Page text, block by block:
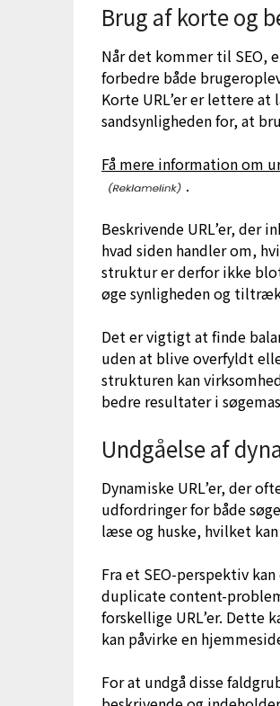
Brug af korte og
Når det kommer til SEO,
forbedre både
Korte URL’er er lettere
sandsynligheden for, at
Få mere information om
.
Beskrivende URL’er, der
hvad siden handler om,
struktur er derfor ikke
øge synligheden og
Det er vigtigt at finde
uden at blive overfyldt
strukturen kan
bedre resultater i
Undgåelse af
Dynamiske URL’er, der
udfordringer for både
læse og huske, hvilket
Fra et SEO-perspektiv
duplicate content-
forskellige URL’er. Dette
kan påvirke en
For at undgå disse